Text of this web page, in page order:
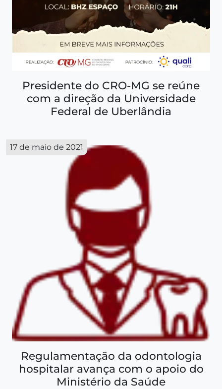
Presidente do CRO-MG se reúne
com a direção da Universidade
Federal de Uberlândia
17 de maio de 2021
Regulamentação da odontologia
hospitalar avança com o apoio do
Ministério da Saúde